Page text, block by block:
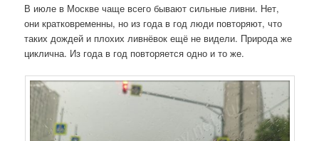
В июле в Москве чаще всего бывают сильные ливни. Нет,
они кратковременны, но из года в год люди повторяют, что
таких дождей и плохих ливнёвок ещё не видели. Природа же
циклична. Из года в год повторяется одно и то же.